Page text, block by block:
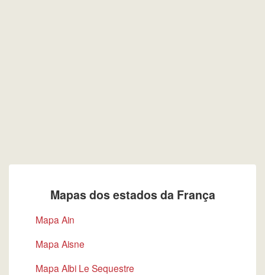
Mapas dos estados da França
Mapa Ain
Mapa Aisne
Mapa Albi Le Sequestre